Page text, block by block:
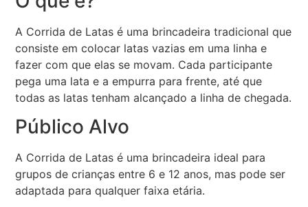
A Corrida de Latas é uma brincadeira tradicional que
consiste em colocar latas vazias em uma linha e
fazer com que elas se movam. Cada participante
pega uma lata e a empurra para frente, até que
todas as latas tenham alcançado a linha de chegada.
Público Alvo
A Corrida de Latas é uma brincadeira ideal para
grupos de crianças entre 6 e 12 anos, mas pode ser
adaptada para qualquer faixa etária.